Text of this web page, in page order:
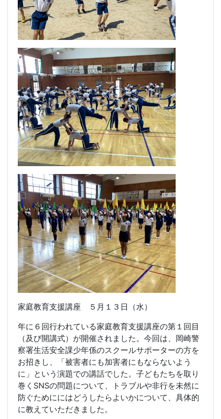
家庭教育支援講座 ５月１３日（水）
年に６回行われている家庭教育支援講座の第１回目
（及び開講式）が開催されました。今回は、岡崎警
察署生活安全課少年係のスクールサポーターの方を
お招きし、「被害者にも加害者にもならないよう
に」という演題での講話でした。子どもたちを取り
巻く SNSの問題について、トラブルや非行を未然に
防ぐためににはどうしたらよいかについて、具体的
に教えていただきました。